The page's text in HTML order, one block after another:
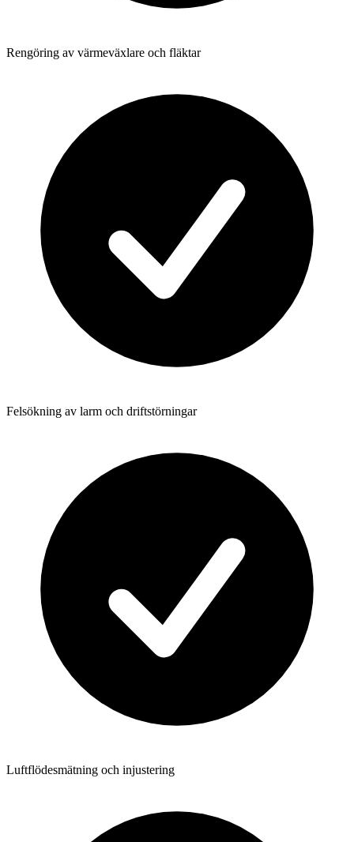
Rengöring av värmeväxlare och fläktar
Felsökning av larm och driftstörningar
Luftflödesmätning och injustering